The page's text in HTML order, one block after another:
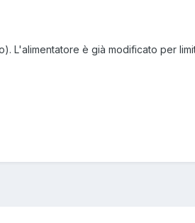
L'alimentatore è già modificato per